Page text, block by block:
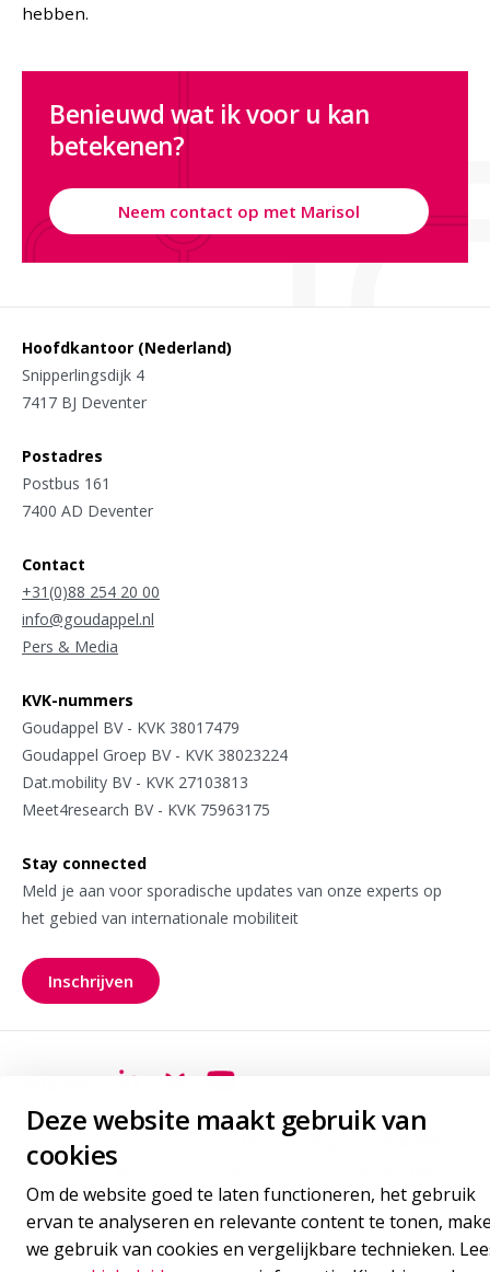
Deze website maakt gebruik van
cookies
Om de website goed te laten functioneren, het gebruik
ervan te analyseren en relevante content te tonen,
we gebruik van cookies en vergelijkbare technieken.
hebben.
Benieuwd wat ik voor u kan
betekenen?
Neem contact op met Marisol
Hoofdkantoor (Nederland)
Snipperlingsdijk 4
7417 BJ Deventer
Postadres
Postbus 161
7400 AD Deventer
Contact
+31(0)88 254 20 00
info@goudappel.nl
Pers & Media
KVK-nummers
Goudappel BV - KVK 38017479
Goudappel Groep BV - KVK 38023224
Dat.mobility BV - KVK 27103813
Meet4research BV - KVK 75963175
Stay connected
Meld je aan voor sporadische updates van onze experts op
het gebied van internationale mobiliteit
Inschrijvenvoor onze nieuwsbrief
Onze leveringsvoorwaarden